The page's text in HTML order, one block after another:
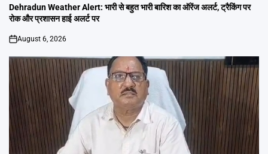
IN
Dehradun Weather Alert: भारी से बहुत भारी बारिश का ऑरेंज अलर्ट, ट्रैकिंग पर
रोक और प्रशासन हाई अलर्ट पर
on
August 6, 2026